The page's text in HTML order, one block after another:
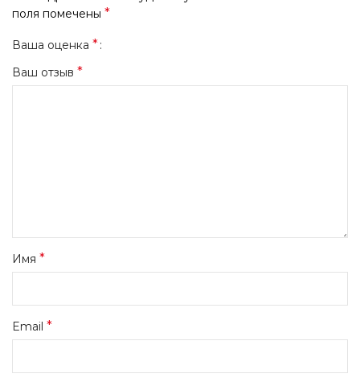
поля помечены *
Ваша оценка *
Ваш отзыв *
Имя *
Email *